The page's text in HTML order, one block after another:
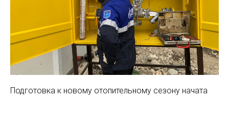
Подготовка к новому отопительному сезону начата